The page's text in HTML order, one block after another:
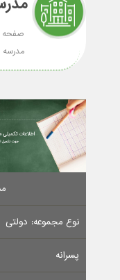
صفحه
نوع مجموعه: دولتی
پسرانه